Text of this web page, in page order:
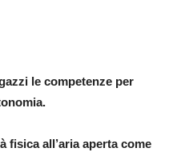
le competenze per
fisica all’aria aperta come